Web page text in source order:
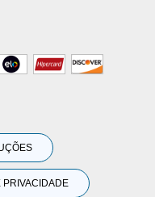
PRIVACIDADE